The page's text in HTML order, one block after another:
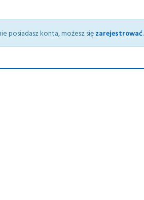
posiadasz konta, możesz sięzarejestrować.